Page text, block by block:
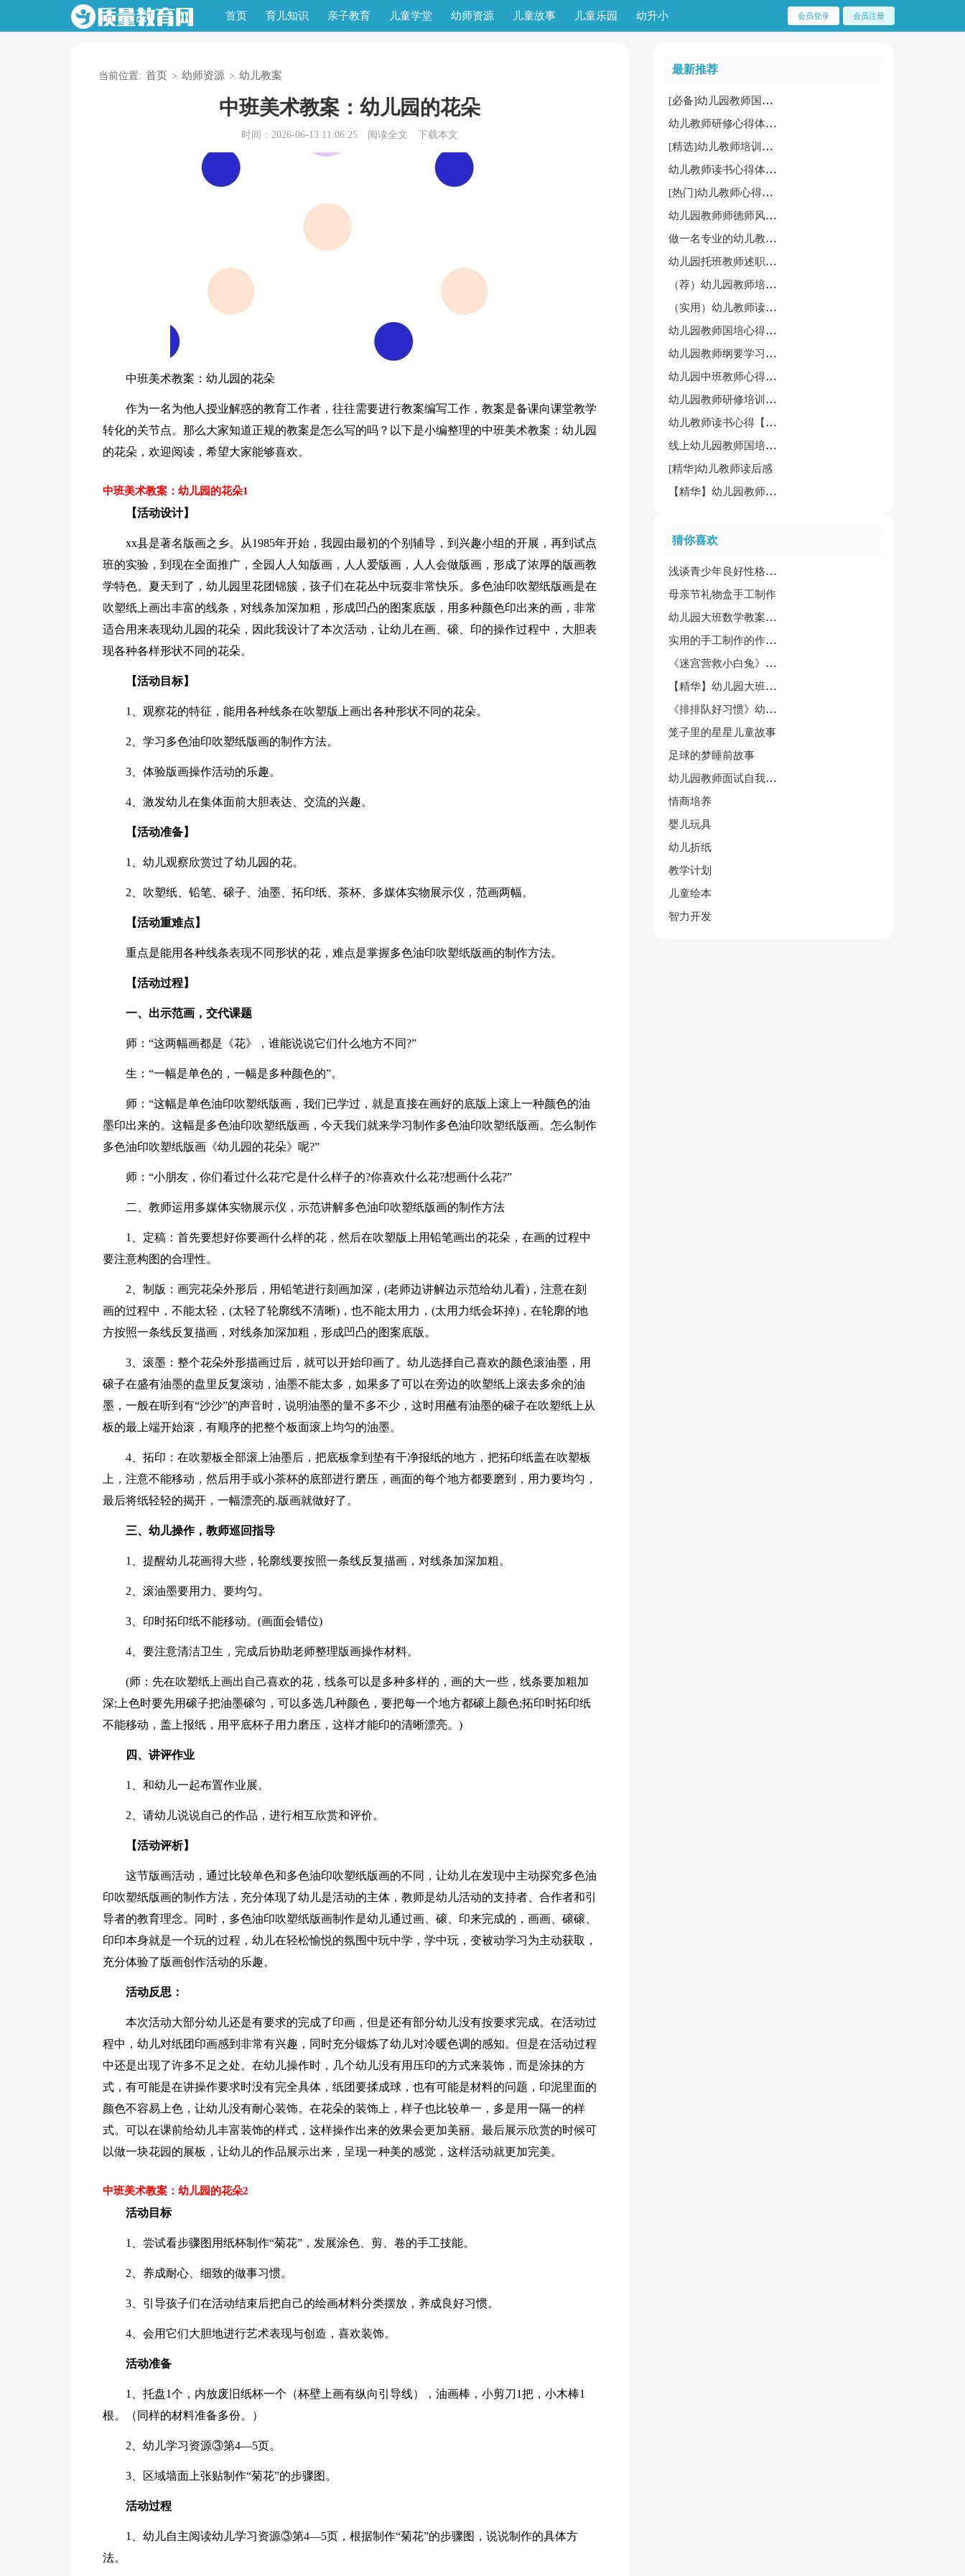
首页 育儿知识 亲子教育 儿童学堂 幼师资源 儿童故事 儿童乐园 幼升小 会员登录 会员注册
当前位置: 首页 > 幼师资源 > 幼儿教案
中班美术教案：幼儿园的花朵
时间：2026-06-13 11:06:25 阅读全文 下载本文
中班美术教案：幼儿园的花朵
作为一名为他人授业解惑的教育工作者，往往需要进行教案编写工作，教案是备课向课堂教学
转化的关节点。那么大家知道正规的教案是怎么写的吗？以下是小编整理的中班美术教案：幼儿园
的花朵，欢迎阅读，希望大家能够喜欢。
中班美术教案：幼儿园的花朵1
【活动设计】
xx县是著名版画之乡。从1985年开始，我园由最初的个别辅导，到兴趣小组的开展，再到试点
班的实验，到现在全面推广，全园人人知版画，人人爱版画，人人会做版画，形成了浓厚的版画教
学特色。夏天到了，幼儿园里花团锦簇，孩子们在花丛中玩耍非常快乐。多色油印吹塑纸版画是在
吹塑纸上画出丰富的线条，对线条加深加粗，形成凹凸的图案底版，用多种颜色印出来的画，非常
适合用来表现幼儿园的花朵，因此我设计了本次活动，让幼儿在画、磙、印的操作过程中，大胆表
现各种各样形状不同的花朵。
【活动目标】
1、观察花的特征，能用各种线条在吹塑版上画出各种形状不同的花朵。
2、学习多色油印吹塑纸版画的制作方法。
3、体验版画操作活动的乐趣。
4、激发幼儿在集体面前大胆表达、交流的兴趣。
【活动准备】
1、幼儿观察欣赏过了幼儿园的花。
2、吹塑纸、铅笔、磙子、油墨、拓印纸、茶杯、多媒体实物展示仪，范画两幅。
【活动重难点】
重点是能用各种线条表现不同形状的花，难点是掌握多色油印吹塑纸版画的制作方法。
【活动过程】
一、出示范画，交代课题
师：“这两幅画都是《花》，谁能说说它们什么地方不同?”
生：“一幅是单色的，一幅是多种颜色的”。
师：“这幅是单色油印吹塑纸版画，我们已学过，就是直接在画好的底版上滚上一种颜色的油
墨印出来的。这幅是多色油印吹塑纸版画，今天我们就来学习制作多色油印吹塑纸版画。怎么制作
多色油印吹塑纸版画《幼儿园的花朵》呢?”
师：“小朋友，你们看过什么花?它是什么样子的?你喜欢什么花?想画什么花?”
二、教师运用多媒体实物展示仪，示范讲解多色油印吹塑纸版画的制作方法
1、定稿：首先要想好你要画什么样的花，然后在吹塑版上用铅笔画出的花朵，在画的过程中
要注意构图的合理性。
2、制版：画完花朵外形后，用铅笔进行刻画加深，(老师边讲解边示范给幼儿看)，注意在刻
画的过程中，不能太轻，(太轻了轮廓线不清晰)，也不能太用力，(太用力纸会坏掉)，在轮廓的地
方按照一条线反复描画，对线条加深加粗，形成凹凸的图案底版。
3、滚墨：整个花朵外形描画过后，就可以开始印画了。幼儿选择自己喜欢的颜色滚油墨，用
磙子在盛有油墨的盘里反复滚动，油墨不能太多，如果多了可以在旁边的吹塑纸上滚去多余的油
墨，一般在听到有“沙沙”的声音时，说明油墨的量不多不少，这时用蘸有油墨的磙子在吹塑纸上从
板的最上端开始滚，有顺序的把整个板面滚上均匀的油墨。
4、拓印：在吹塑板全部滚上油墨后，把底板拿到垫有干净报纸的地方，把拓印纸盖在吹塑板
上，注意不能移动，然后用手或小茶杯的底部进行磨压，画面的每个地方都要磨到，用力要均匀，
最后将纸轻轻的揭开，一幅漂亮的.版画就做好了。
三、幼儿操作，教师巡回指导
1、提醒幼儿花画得大些，轮廓线要按照一条线反复描画，对线条加深加粗。
2、滚油墨要用力、要均匀。
3、印时拓印纸不能移动。(画面会错位)
4、要注意清洁卫生，完成后协助老师整理版画操作材料。
(师：先在吹塑纸上画出自己喜欢的花，线条可以是多种多样的，画的大一些，线条要加粗加
深;上色时要先用磙子把油墨磙匀，可以多选几种颜色，要把每一个地方都磙上颜色;拓印时拓印纸
不能移动，盖上报纸，用平底杯子用力磨压，这样才能印的清晰漂亮。)
四、讲评作业
1、和幼儿一起布置作业展。
2、请幼儿说说自己的作品，进行相互欣赏和评价。
【活动评析】
这节版画活动，通过比较单色和多色油印吹塑纸版画的不同，让幼儿在发现中主动探究多色油
印吹塑纸版画的制作方法，充分体现了幼儿是活动的主体，教师是幼儿活动的支持者、合作者和引
导者的教育理念。同时，多色油印吹塑纸版画制作是幼儿通过画、磙、印来完成的，画画、磙磙、
印印本身就是一个玩的过程，幼儿在轻松愉悦的氛围中玩中学，学中玩，变被动学习为主动获取，
充分体验了版画创作活动的乐趣。
活动反思：
本次活动大部分幼儿还是有要求的完成了印画，但是还有部分幼儿没有按要求完成。在活动过
程中，幼儿对纸团印画感到非常有兴趣，同时充分锻炼了幼儿对冷暖色调的感知。但是在活动过程
中还是出现了许多不足之处。在幼儿操作时，几个幼儿没有用压印的方式来装饰，而是涂抹的方
式，有可能是在讲操作要求时没有完全具体，纸团要揉成球，也有可能是材料的问题，印泥里面的
颜色不容易上色，让幼儿没有耐心装饰。在花朵的装饰上，样子也比较单一，多是用一隔一的样
式。可以在课前给幼儿丰富装饰的样式，这样操作出来的效果会更加美丽。最后展示欣赏的时候可
以做一块花园的展板，让幼儿的作品展示出来，呈现一种美的感觉，这样活动就更加完美。
中班美术教案：幼儿园的花朵2
活动目标
1、尝试看步骤图用纸杯制作“菊花”，发展涂色、剪、卷的手工技能。
2、养成耐心、细致的做事习惯。
3、引导孩子们在活动结束后把自己的绘画材料分类摆放，养成良好习惯。
4、会用它们大胆地进行艺术表现与创造，喜欢装饰。
活动准备
1、托盘1个，内放废旧纸杯一个（杯壁上画有纵向引导线），油画棒，小剪刀1把，小木棒1
根。（同样的材料准备多份。）
2、幼儿学习资源③第4—5页。
3、区域墙面上张贴制作“菊花”的步骤图。
活动过程
1、幼儿自主阅读幼儿学习资源③第4—5页，根据制作“菊花”的步骤图，说说制作的具体方
法。
最新推荐
[必备]幼儿园教师国培心得体会
幼儿教师研修心得体会锦集(15篇)
[精选]幼儿教师培训的心得体会15篇
幼儿教师读书心得体会[优]
[热门]幼儿教师心得体会15篇
幼儿园教师师德师风心得体会范文
做一名专业的幼儿教师心得
幼儿园托班教师述职报告
（荐）幼儿园教师培训心得体会15篇
（实用）幼儿教师读书心得15篇
幼儿园教师国培心得体会
幼儿园教师纲要学习心得体会通用[6篇]
幼儿园中班教师心得体会模板
幼儿园教师研修培训心得
幼儿教师读书心得【精选】
线上幼儿园教师国培心得体会
[精华]幼儿教师读后感
【精华】幼儿园教师职业道德规范心得体会8篇
猜你喜欢
浅谈青少年良好性格的培养
母亲节礼物盒手工制作
幼儿园大班数学教案集锦14篇
实用的手工制作的作文三篇
《迷宫营救小白兔》幼儿园中班游戏教案
【精华】幼儿园大班教案模板汇总5篇
《排排队好习惯》幼儿园中班上学期社会教案
笼子里的星星儿童故事
足球的梦睡前故事
幼儿园教师面试自我介绍9篇
情商培养
婴儿玩具
幼儿折纸
教学计划
儿童绘本
智力开发